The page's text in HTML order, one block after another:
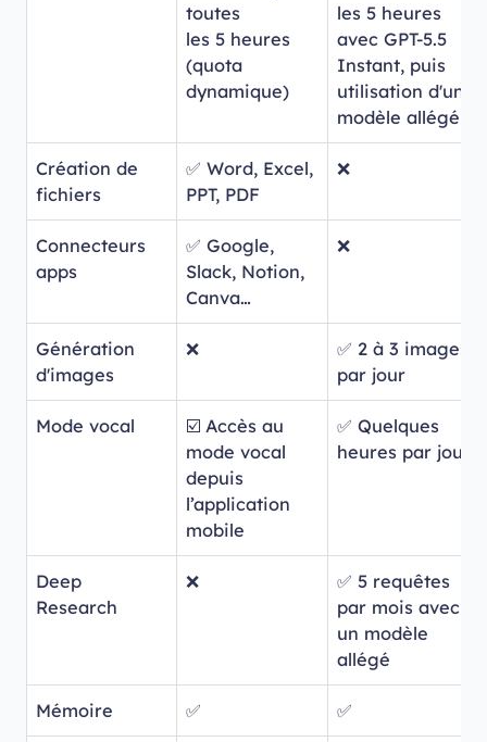
toutes
les 5 heures
(quota
dynamique)
les 5 heures
avec GPT-5.5
Instant, puis
utilisation d'un
modèle allégé
Création de
fichiers
✅ Word, Excel,
PPT, PDF
❌
Connecteurs
apps
✅ Google,
Slack, Notion,
Canva…
❌
Génération
d'images
❌
✅ 2 à 3 images
par jour
Mode vocal
☑️ Accès au
mode vocal
depuis
l’application
mobile
✅ Quelques
heures par jour
Deep
Research
❌
✅ 5 requêtes
par mois avec
un modèle
allégé
Mémoire ✅ ✅